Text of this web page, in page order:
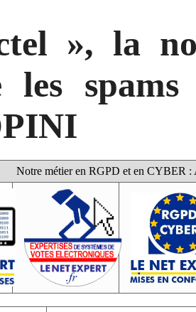
», la
les
Notre métier en RGPD et en CYBER :